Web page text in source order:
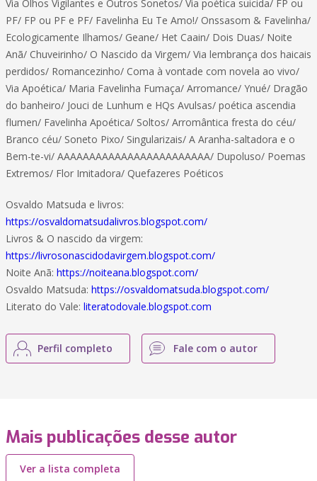
Via Olhos Vigilantes e Outros Sonetos/ Via poética suicida/ FP ou
PF/ FP ou PF e PF/ Favelinha Eu Te Amo!/ Onssasom & Favelinha/
Ecologicamente Ilhamos/ Geane/ Het Caain/ Dois Duas/ Noite
Anã/ Chuveirinho/ O Nascido da Virgem/ Via lembrança dos haicais
perdidos/ Romancezinho/ Coma à vontade com novela ao vivo/
Via Apoética/ Maria Favelinha Fumaça/ Arromance/ Ynué/ Dragão
do banheiro/ Jouci de Lunhum e HQs Avulsas/ poética ascendia
flumen/ Favelinha Apoética/ Soltos/ Arromântica fresta do céu/
Branco céu/ Soneto Pixo/ Singularizais/ A Aranha-saltadora e o
Bem-te-vi/ AAAAAAAAAAAAAAAAAAAAAAAA/ Dupoluso/ Poemas
Extremos/ Flor Imitadora/ Quefazeres Poéticos
Osvaldo Matsuda e livros:
https://osvaldomatsudalivros.blogspot.com/
Livros & O nascido da virgem:
https://livrosonascidodavirgem.blogspot.com/
Noite Anã: https://noiteana.blogspot.com/
Osvaldo Matsuda: https://osvaldomatsuda.blogspot.com/
Literato do Vale: literatodovale.blogspot.com
Perfil completo Fale com o autor
Mais publicações desse autor
Ver a lista completa